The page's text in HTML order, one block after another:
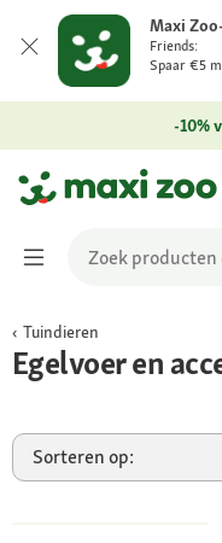
Maxi
Friends:
Spaar €5
-10%
Tuindieren
Egelvoer en
Sorteren op: